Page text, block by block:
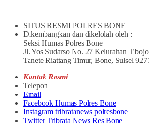
SITUS RESMI POLRES BONE
Dikembangkan dan dikelolah oleh :
Seksi Humas Polres Bone
Jl. Yos Sudarso No. 27 Kelurahan
Tanete Riattang Timur, Bone, Sulsel
Kontak Resmi
Telepon
Email
Facebook Humas Polres Bone
Instagram tribratanews polresbone
Twitter Tribrata News Res Bone